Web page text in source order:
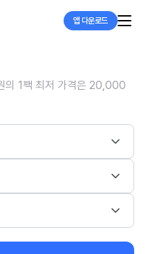
앱 다운로드
의 1팩 최저 가격은 20,000